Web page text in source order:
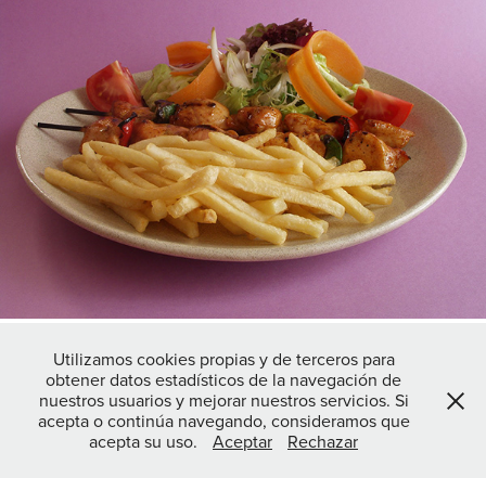
Utilizamos cookies propias y de terceros para
obtener datos estadísticos de la navegación de
nuestros usuarios y mejorar nuestros servicios. Si
acepta o continúa navegando, consideramos que
acepta su uso.
Aceptar Rechazar